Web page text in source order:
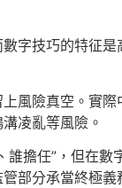
字技巧的特征
風險真空。實
凌亂等風險。
擔任”，但在數
部分承當終極義